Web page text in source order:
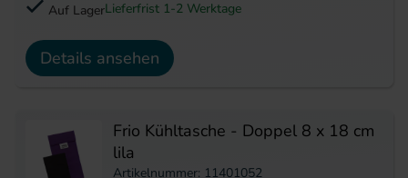
Auf LagerLieferfrist 1-2 Werktage
Details ansehen
Frio Kühltasche - Doppel 8 x 18 cm
lila
Artikelnummer: 11401052